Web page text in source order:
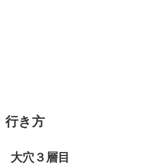
行き方
大穴３層目